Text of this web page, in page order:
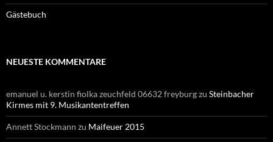
Gästebuch
NEUESTE KOMMENTARE
emanuel u. kerstin fiolka zeuchfeld 06632 freyburgzu Steinbacher
Kirmes mit 9. Musikantentreffen
Annett Stockmann zu Maifeuer 2015